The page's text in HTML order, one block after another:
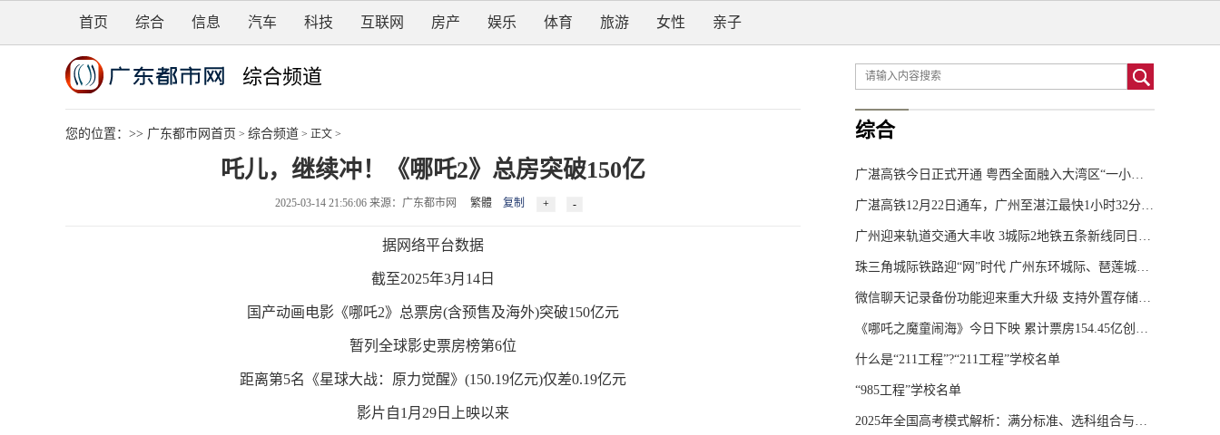
首页 综合 信息 汽车 科技 互联网 房产 娱乐 体育 旅游 女性 亲子
综合频道
您的位置：>> 广东都市网首页 > 综合频道 > 正文 >
吒儿，继续冲！《哪吒2》总房突破150亿
2025-03-14 21:56:06 来源：广东都市网 繁體 复制
据网络平台数据
截至2025年3月14日
国产动画电影《哪吒2》总票房(含预售及海外)突破150亿元
暂列全球影史票房榜第6位
距离第5名《星球大战：原力觉醒》(150.19亿元)仅差0.19亿元
影片自1月29日上映以来
综合
广湛高铁今日正式开通 粤西全面融入大湾区“一小时生活圈”
广湛高铁12月22日通车，广州至湛江最快1小时32分可达
广州迎来轨道交通大丰收 3城际2地铁五条新线同日开通
珠三角城际铁路迎“网”时代 广州东环城际、琶莲城际、广惠城际北延段同日开通
微信聊天记录备份功能迎来重大升级 支持外置存储与自动备份
《哪吒之魔童闹海》今日下映 累计票房154.45亿创华语影史新纪录
什么是“211工程”?“211工程”学校名单
“985工程”学校名单
2025年全国高考模式解析：满分标准、选科组合与省份分布